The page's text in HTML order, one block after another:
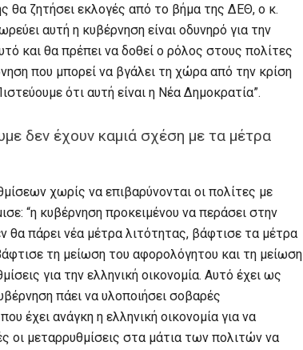
θα ζητήσει εκλογές από το βήμα της ΔΕΘ, ο κ.
αυτή η κυβέρνηση είναι οδυνηρό για την
και θα πρέπει να δοθεί ο ρόλος στους πολίτες
που μπορεί να βγάλει τη χώρα από την κρίση
ότι αυτή είναι η Νέα Δημοκρατία”.
δεν έχουν καμιά σχέση με τα μέτρα
χωρίς να επιβαρύνονται οι πολίτες με
“η κυβέρνηση προκειμένου να περάσει στην
θα πάρει νέα μέτρα λιτότητας, βάφτισε τα μέτρα
τη μείωση του αφορολόγητου και τη μείωση
για την ελληνική οικονομία. Αυτό έχει ως
πάει να υλοποιήσει σοβαρές
έχει ανάγκη η ελληνική οικονομία για να
οι μεταρρυθμίσεις στα μάτια των πολιτών να